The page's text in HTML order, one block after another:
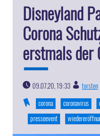
Disneyland
Corona
erstmals
09.07.20, 19:33
torsten
corona
coronavirus
presseevent